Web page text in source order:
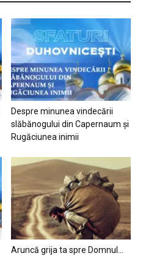
Despre minunea vindecării
slăbănogului din Capernaum și
Rugăciunea inimii
Aruncă grija ta spre Domnul…